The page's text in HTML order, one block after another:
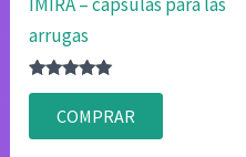
arrugas
Valorado
4.80
de 5
COMPRAR